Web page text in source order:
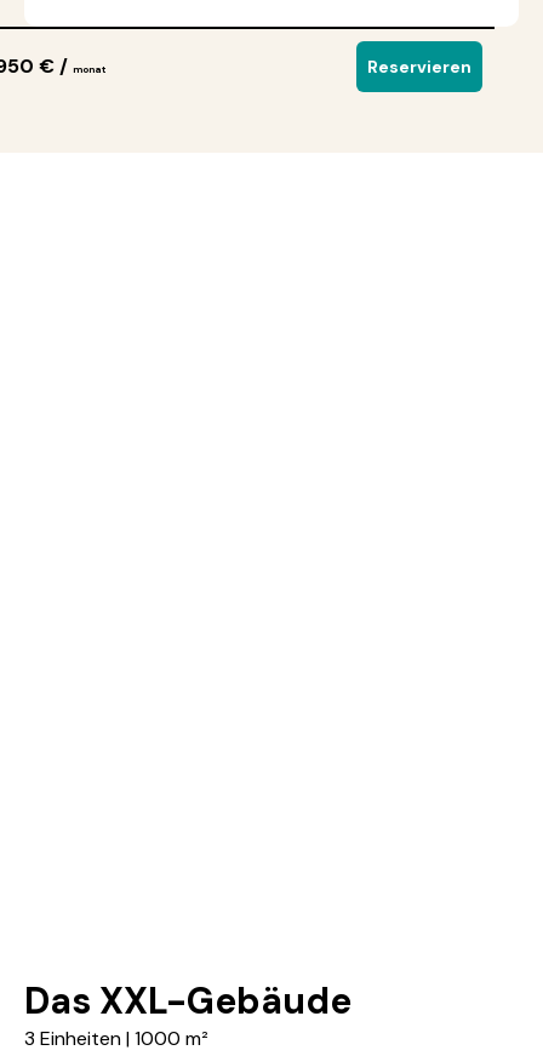
€ / monat Reservieren
Das XXL-Gebäude
3 Einheiten | 1000 m²